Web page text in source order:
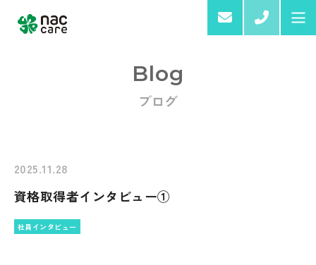
03-
About us
Services & Products
Blog
ブログ
2025.11.28
資格取得者インタビュー①
社員インタビュー